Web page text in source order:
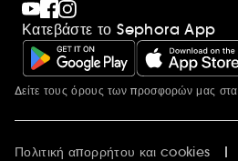
Κατεβάστε το Sephora App
Περισσότερες πληροφορίες
Δείτε τους όρους των προσφορών μας στα
Πολιτική απορρήτου και cookies